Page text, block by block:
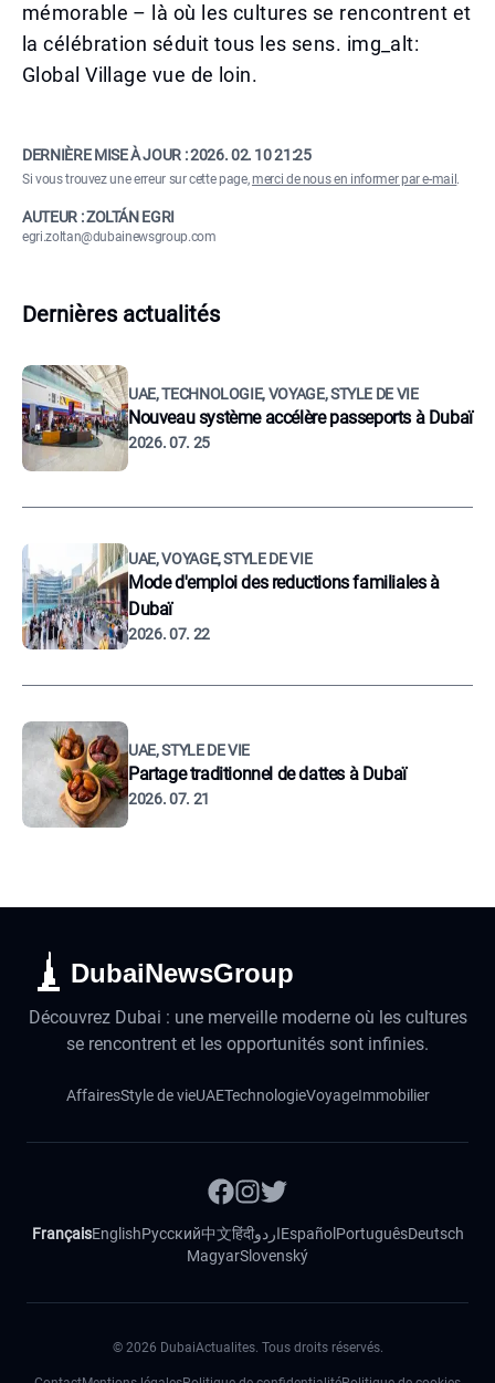
mémorable – là où les cultures se rencontrent et
la célébration séduit tous les sens. img_alt:
Global Village vue de loin.
DERNIÈRE MISE À JOUR :2026. 02. 10 21:25
Si vous trouvez une erreur sur cette page,merci de nous en informer par e-mail .
AUTEUR : ZOLTÁN EGRI
egri.zoltan@dubainewsgroup.com
Dernières actualités
UAE, TECHNOLOGIE, VOYAGE, STYLE DE VIE
Nouveau système accélère passeports à Dubaï
2026. 07. 25
UAE, VOYAGE, STYLE DE VIE
Mode d'emploi des reductions familiales à
Dubaï
2026. 07. 22
UAE, STYLE DE VIE
Partage traditionnel de dattes à Dubaï
2026. 07. 21
DubaiNewsGroup
Découvrez Dubai : une merveille moderne où les cultures
se rencontrent et les opportunités sont infinies.
AffairesStyle de vieUAETechnologieVoyageImmobilier
FrançaisEnglishРусский中文हिंदीاردوEspañol PortuguêsDeutsch
MagyarSlovenský
© 2026 DubaiActualites. Tous droits réservés.